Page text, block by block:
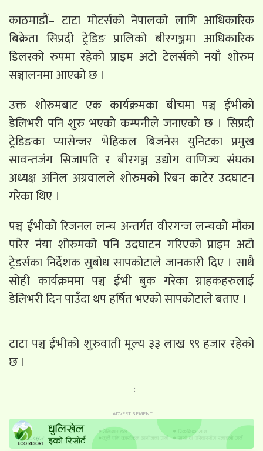
काठमाडौं– टाटा मोटर्सको नेपालको लागि आधिकारिक
बिक्रेता सिप्रदी ट्रेडिङ प्रालिको बीरगञ्जमा आधिकारिक
डिलरको रुपमा रहेको प्राइम अटो टेलर्सको नयाँ शोरुम
सञ्चालनमा आएको छ ।
उक्त शोरुमबाट एक कार्यक्रमका बीचमा पञ्च ईभीको
डेलिभरी पनि शुरु भएको कम्पनीले जनाएको छ । सिप्रदी
ट्रेडिङका प्यासेन्जर भेहिकल बिजनेस युनिटका प्रमुख
सावन्तजंग सिजापति र बीरगञ्ज उद्योग वाणिज्य संघका
अध्यक्ष अनिल अग्रवालले शोरुमको रिबन काटेर उदघाटन
गरेका थिए ।
पञ्च ईभीको रिजनल लन्च अन्तर्गत वीरगन्ज लन्चको मौका
पारेर नंया शोरुमको पनि उदघाटन गरिएको प्राइम अटो
ट्रेडर्सका निर्देशक सुबोध सापकोटाले जानकारी दिए । साथै
सोही कार्यक्रममा पञ्च ईभी बुक गरेका ग्राहकहरुलाई
डेलिभरी दिन पाउँदा थप हर्षित भएको सापकोटाले बताए ।
टाटा पञ्च ईभीको शुरुवाती मूल्य ३३ लाख ९९ हजार रहेको
छ ।
: